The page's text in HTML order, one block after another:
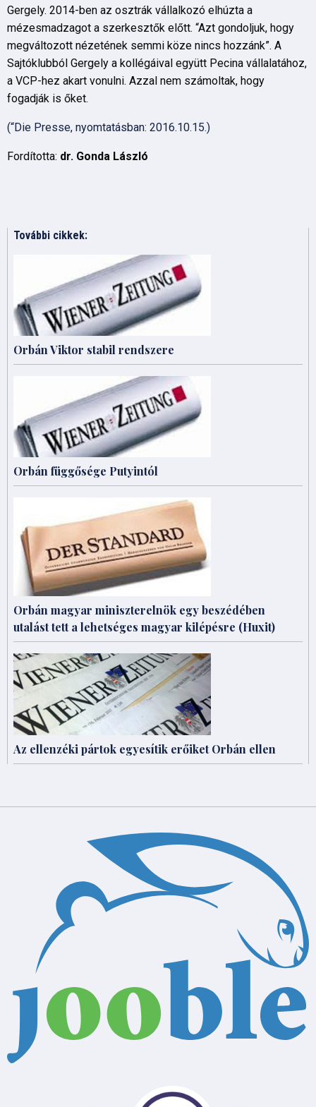
Gergely. 2014-ben az osztrák vállalkozó elhúzta a
mézesmadzagot a szerkesztők előtt. “Azt gondoljuk, hogy
megváltozott nézetének semmi köze nincs hozzánk”. A
Sajtóklubból Gergely a kollégáival együtt Pecina vállalatához,
a VCP-hez akart vonulni. Azzal nem számoltak, hogy
fogadják is őket.
(“Die Presse, nyomtatásban: 2016.10.15.)
Fordította: dr. Gonda László
További cikkek:
Orbán Viktor stabil rendszere
Orbán függősége Putyintól
Orbán magyar miniszterelnök egy beszédében
utalást tett a lehetséges magyar kilépésre (Huxit)
Az ellenzéki pártok egyesítik erőiket Orbán ellen